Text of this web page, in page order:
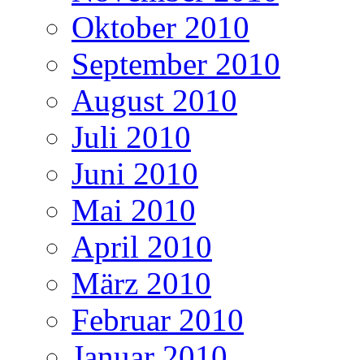
Oktober 2010
September 2010
August 2010
Juli 2010
Juni 2010
Mai 2010
April 2010
März 2010
Februar 2010